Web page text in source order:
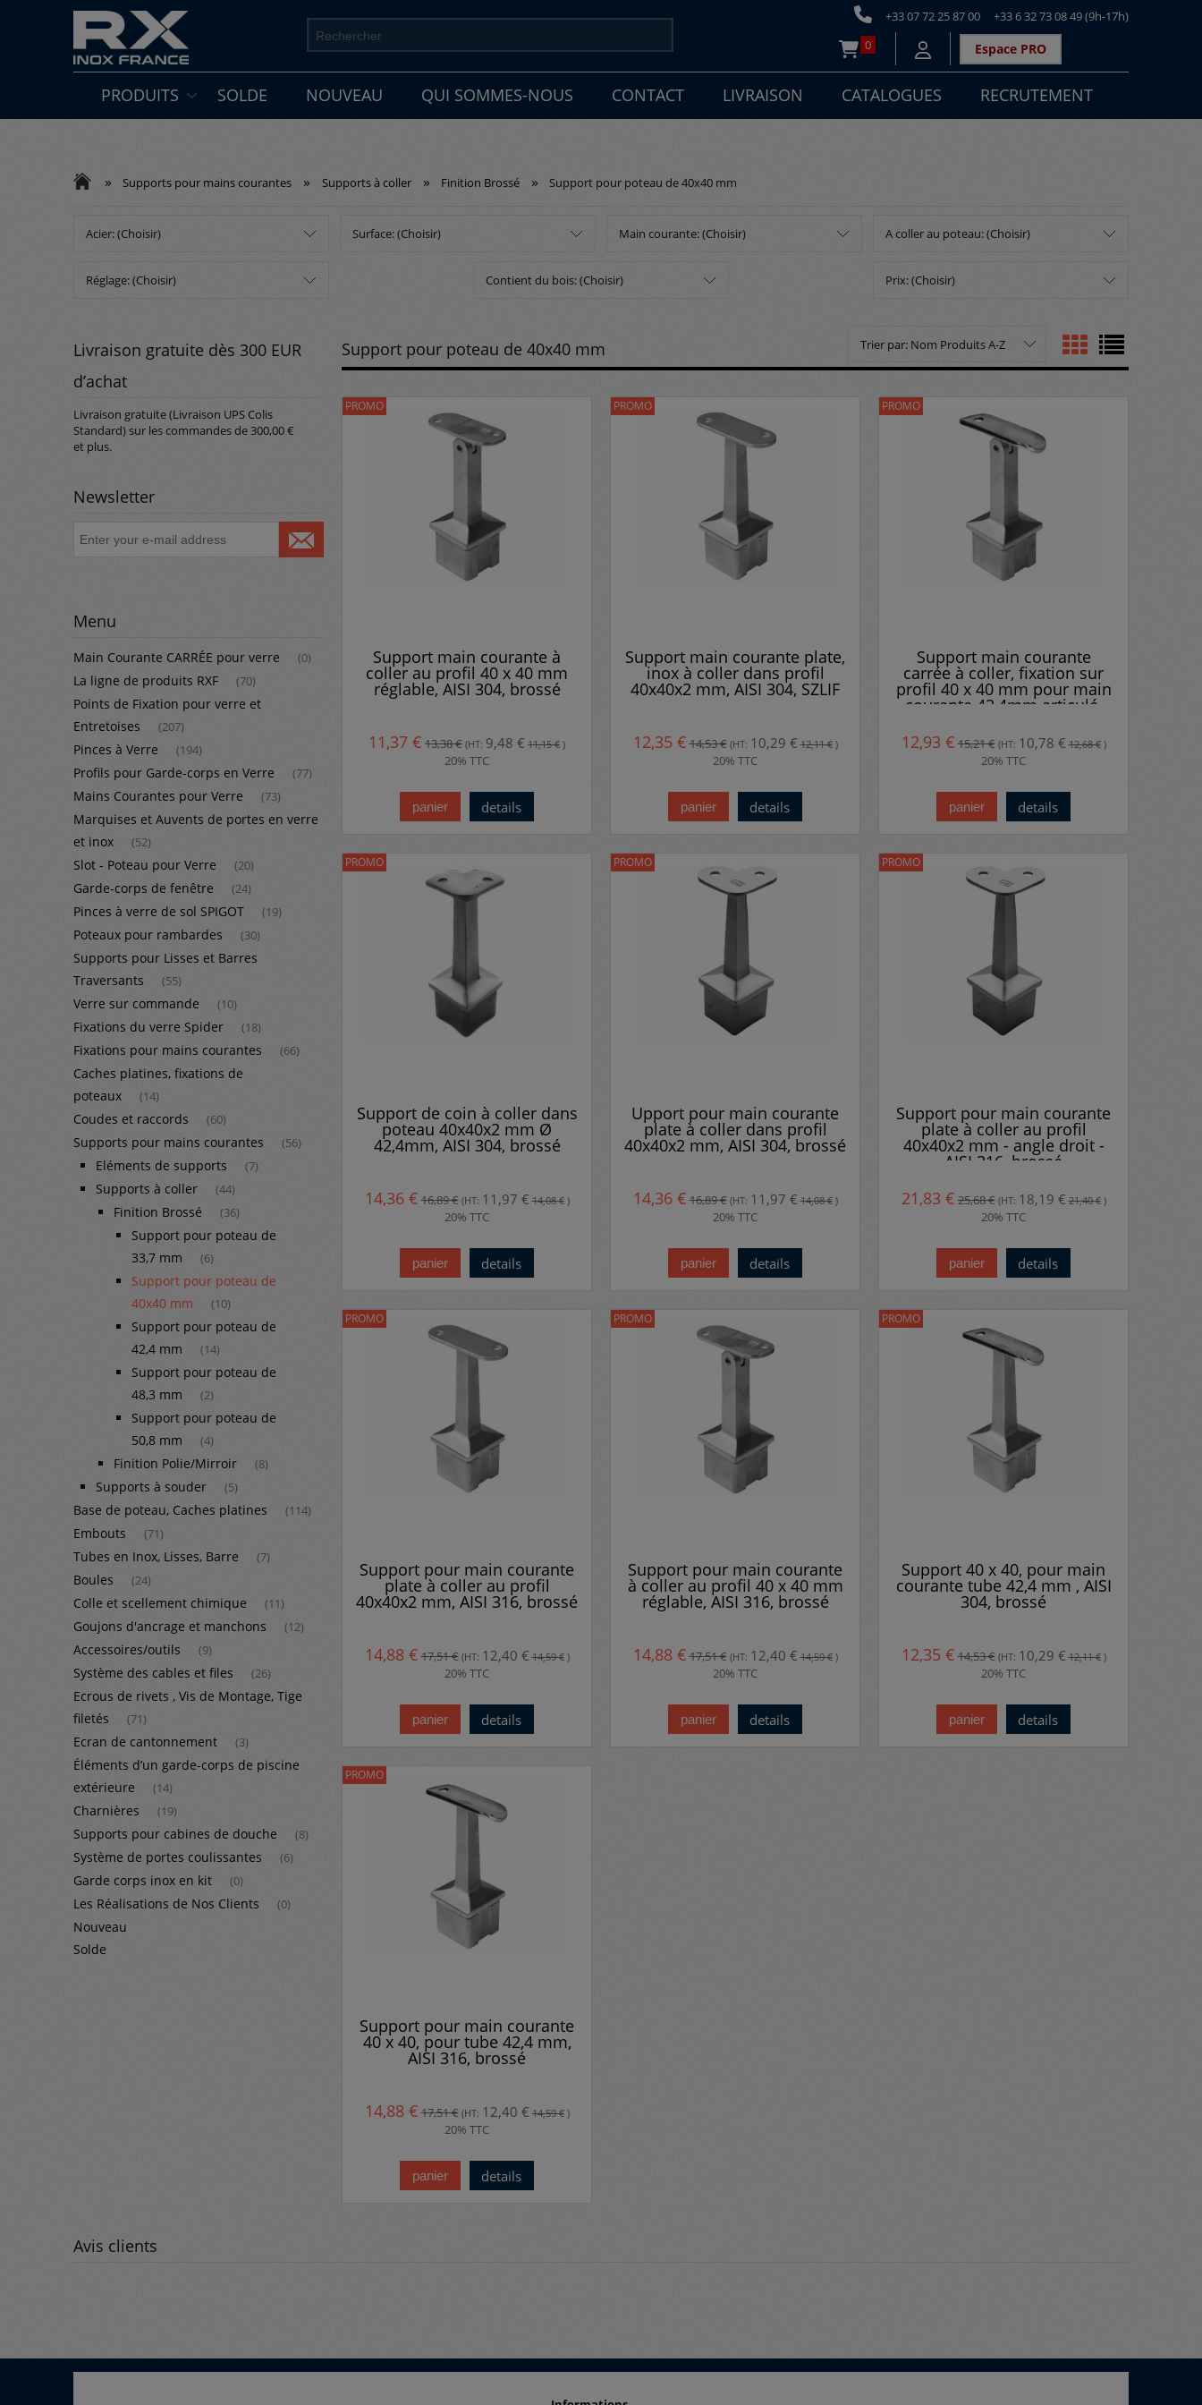
+33 07 72 25 87 00
+33 6 32 73 08 49 (9h-17h)
0
Espace PRO
PRODUITS SOLDE NOUVEAU QUI SOMMES-NOUS CONTACT LIVRAISON CATALOGUES RECRUTEMENT
» Supports pour mains courantes » Supports à coller » Finition Brossé » Support pour poteau de 40x40 mm
Acier: (Choisir) Surface: (Choisir) Main courante: (Choisir) A coller au poteau: (Choisir)
Réglage: (Choisir) Contient du bois: (Choisir) Prix: (Choisir)
Livraison gratuite dès 300 EUR
d’achat
Livraison gratuite (Livraison UPS Colis
Standard) sur les commandes de 300,00 €
et plus.
Newsletter
Menu
Main Courante CARRÉE pour verre (0)
La ligne de produits RXF (70)
Points de Fixation pour verre et
Entretoises
(207)
Pinces à Verre (194)
Profils pour Garde-corps en Verre (77)
Mains Courantes pour Verre (73)
Marquises et Auvents de portes en verre
et inox
(52)
Slot - Poteau pour Verre (20)
Garde-corps de fenêtre (24)
Pinces à verre de sol SPIGOT (19)
Poteaux pour rambardes (30)
Supports pour Lisses et Barres
Traversants
(55)
Verre sur commande (10)
Fixations du verre Spider (18)
Fixations pour mains courantes (66)
Caches platines, fixations de
poteaux
(14)
Coudes et raccords (60)
Supports pour mains courantes (56)
Eléments de supports (7)
Supports à coller (44)
Finition Brossé (36)
Support pour poteau de
33,7 mm
(6)
Support pour poteau de
40x40 mm
(10)
Support pour poteau de
42,4 mm
(14)
Support pour poteau de
48,3 mm
(2)
Support pour poteau de
50,8 mm
(4)
Finition Polie/Mirroir (8)
Supports à souder (5)
Base de poteau, Caches platines (114)
Embouts (71)
Tubes en Inox, Lisses, Barre (7)
Boules (24)
Colle et scellement chimique (11)
Goujons d'ancrage et manchons (12)
Accessoires/outils (9)
Système des cables et files (26)
Ecrous de rivets , Vis de Montage, Tige
filetés
(71)
Ecran de cantonnement (3)
Éléments d’un garde-corps de piscine
extérieure
(14)
Charnières (19)
Supports pour cabines de douche (8)
Système de portes coulissantes (6)
Garde corps inox en kit (0)
Les Réalisations de Nos Clients (0)
Nouveau
Solde
Support pour poteau de 40x40 mm Trier par: Nom Produits A-Z
Support main courante à
coller au profil 40 x 40 mm
réglable, AISI 304, brossé
11,37 € 13,38 € (HT: 9,48 € 11,15 € )
20% TTC
panier details
PROMO
Support main courante plate,
inox à coller dans profil
40x40x2 mm, AISI 304, SZLIF
12,35 €14,53 € (HT: 10,29 € 12,11 €)
20% TTC
panier details
PROMO
Support main courante
carrée à coller, fixation sur
profil 40 x 40 mm pour main
courante 42,4mm articulé,
12,93 €15,21 € (HT: 10,78 € 12,68 €)
20% TTC
panier details
PROMO
Support de coin à coller dans
poteau 40x40x2 mm Ø
42,4mm, AISI 304, brossé
14,36 €16,89 € (HT: 11,97 € 14,08 €)
20% TTC
panier details
PROMO
Upport pour main courante
plate à coller dans profil
40x40x2 mm, AISI 304, brossé
14,36 €16,89 € (HT: 11,97 € 14,08 €)
20% TTC
panier details
PROMO
Support pour main courante
plate à coller au profil
40x40x2 mm - angle droit -
AISI 316, brossé
21,83 €25,68 € (HT: 18,19 € 21,40 €)
20% TTC
panier details
PROMO
Support pour main courante
plate à coller au profil
40x40x2 mm, AISI 316, brossé
14,88 €17,51 € (HT: 12,40 € 14,59 €)
20% TTC
panier details
PROMO
Support pour main courante
à coller au profil 40 x 40 mm
réglable, AISI 316, brossé
14,88 €17,51 € (HT: 12,40 € 14,59 €)
20% TTC
panier details
PROMO
Support 40 x 40, pour main
courante tube 42,4 mm , AISI
304, brossé
12,35 €14,53 € (HT: 10,29 € 12,11 €)
20% TTC
panier details
PROMO
Support pour main courante
40 x 40, pour tube 42,4 mm,
AISI 316, brossé
14,88 €17,51 € (HT: 12,40 € 14,59 €)
20% TTC
panier details
PROMO
Avis clients